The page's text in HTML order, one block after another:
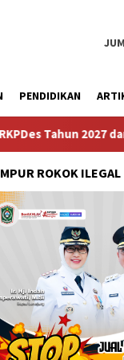
PENDIDIKAN
RKPD Tahun
ROKOK ILEGAL